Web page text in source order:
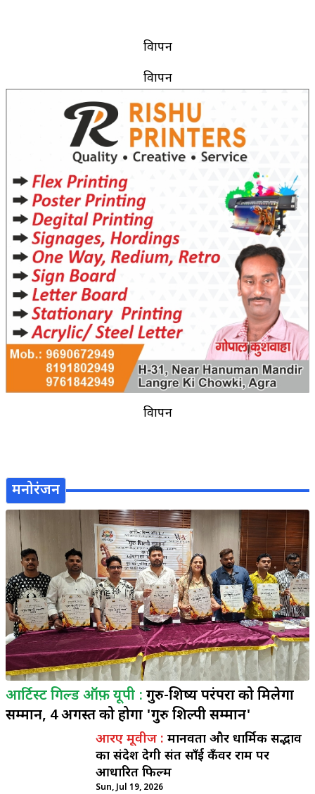
विज्ञापन
विज्ञापन
विज्ञापन
मनोरंजन
आर्टिस्ट गिल्ड ऑफ़ यूपी : गुरु-शिष्य परंपरा को मिलेगा
सम्मान, 4 अगस्त को होगा 'गुरु शिल्पी सम्मान'
आरए मूवीज : मानवता और धार्मिक सद्भाव
का संदेश देगी संत साँई कँवर राम पर
आधारित फिल्म
Sun, Jul 19, 2026